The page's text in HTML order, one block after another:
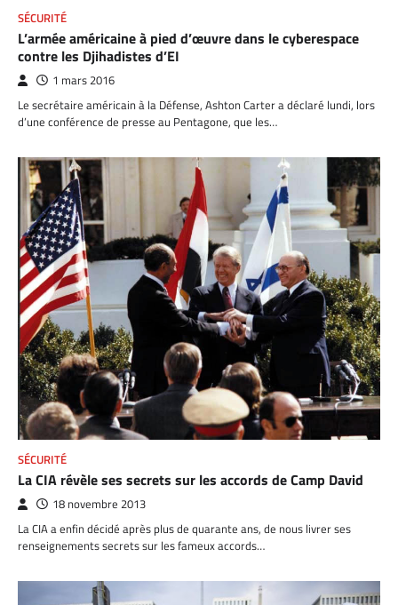
SÉCURITÉ
L’armée américaine à pied d’œuvre dans le cyberespace
contre les Djihadistes d’EI
1 mars 2016
Le secrétaire américain à la Défense, Ashton Carter a déclaré lundi, lors
d’une conférence de presse au Pentagone, que les…
SÉCURITÉ
La CIA révèle ses secrets sur les accords de Camp David
18 novembre 2013
La CIA a enfin décidé après plus de quarante ans, de nous livrer ses
renseignements secrets sur les fameux accords…